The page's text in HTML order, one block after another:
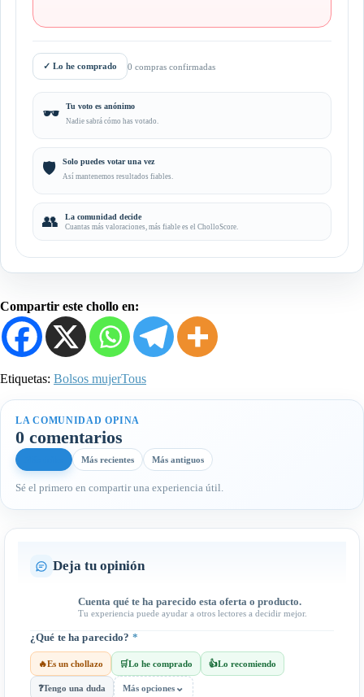
✓ Lo he comprado 0 compras confirmadas
🕶️ Tu voto es anónimo
Nadie sabrá cómo has votado.
🛡️ Solo puedes votar una vez
Así mantenemos resultados fiables.
👥 La comunidad decide
Cuantas más valoraciones, más fiable es el CholloScore.
Compartir este chollo en:
Etiquetas: Bolsos mujerTous
LA COMUNIDAD OPINA
0 comentarios
Más recientes Más antiguos
Sé el primero en compartir una experiencia útil.
Deja tu opinión
Cuenta qué te ha parecido esta oferta o producto.
Tu experiencia puede ayudar a otros lectores a decidir mejor.
¿Qué te ha parecido? *
🔥Es un chollazo 🛒Lo he comprado 👍Lo recomiendo
❓Tengo una duda Más opciones ⌄